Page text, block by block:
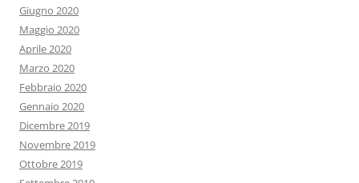
Giugno 2020
Maggio 2020
Aprile 2020
Marzo 2020
Febbraio 2020
Gennaio 2020
Dicembre 2019
Novembre 2019
Ottobre 2019